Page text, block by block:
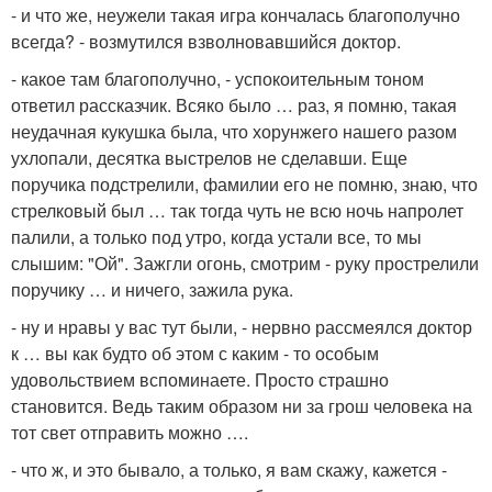
- и что же, неужели такая игра кончалась благополучно
всегда? - возмутился взволновавшийся доктор.
- какое там благополучно, - успокоительным тоном
ответил рассказчик. Всяко было … раз, я помню, такая
неудачная кукушка была, что хорунжего нашего разом
ухлопали, десятка выстрелов не сделавши. Еще
поручика подстрелили, фамилии его не помню, знаю, что
стрелковый был … так тогда чуть не всю ночь напролет
палили, а только под утро, когда устали все, то мы
слышим: "Ой". Зажгли огонь, смотрим - руку прострелили
поручику … и ничего, зажила рука.
- ну и нравы у вас тут были, - нервно рассмеялся доктор
к … вы как будто об этом с каким - то особым
удовольствием вспоминаете. Просто страшно
становится. Ведь таким образом ни за грош человека на
тот свет отправить можно ….
- что ж, и это бывало, а только, я вам скажу, кажется -